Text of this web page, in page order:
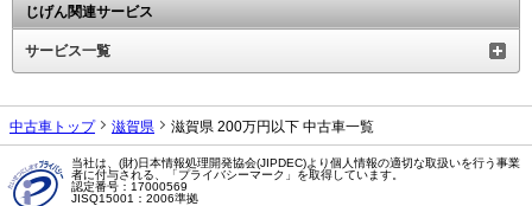
じげん関連サービス
サービス一覧
中古車トップ 滋賀県 滋賀県 200万円以下 中古車一覧
当社は、(財)日本情報処理開発協会(JIPDEC)より個人情報の適切な取扱いを行う事業
者に付与される、「プライバシーマーク」を取得しています。
認定番号：17000569
JISQ15001：2006準拠